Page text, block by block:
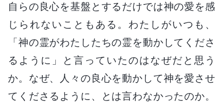
自らの良心を基盤とするだけでは神の愛を感
じられないこともある。わたしがいつも、
「神の霊がわたしたちの霊を動かしてくださ
るように」と言っていたのはなぜだと思う
か。なぜ、人々の良心を動かして神を愛させ
てくださるように、とは言わなかったのか。